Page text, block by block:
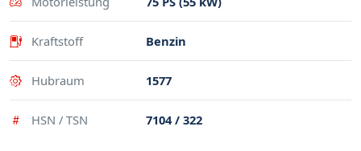
Kraftstoff Benzin
Hubraum 1577
HSN / TSN 7104 / 322